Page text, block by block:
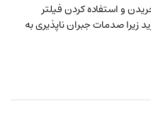
و استفاده کردن فیلتر
زیرا صدمات جبران ناپذیری به